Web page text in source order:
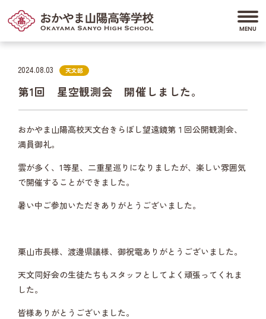
2024.08.03 天文部
第1回 星空観測会 開催しました。
おかやま山陽高校天文台きらぼし望遠鏡第１回公開観測会、
満員御礼。
雲が多く、1等星、二重星巡りになりましたが、楽しい雰囲気
で開催することができました。
暑い中ご参加いただきありがとうございました。
栗山市長様、渡邊県議様、御祝電ありがとうございました。
天文同好会の生徒たちもスタッフとしてよく頑張ってくれま
した。
皆様ありがとうございました。